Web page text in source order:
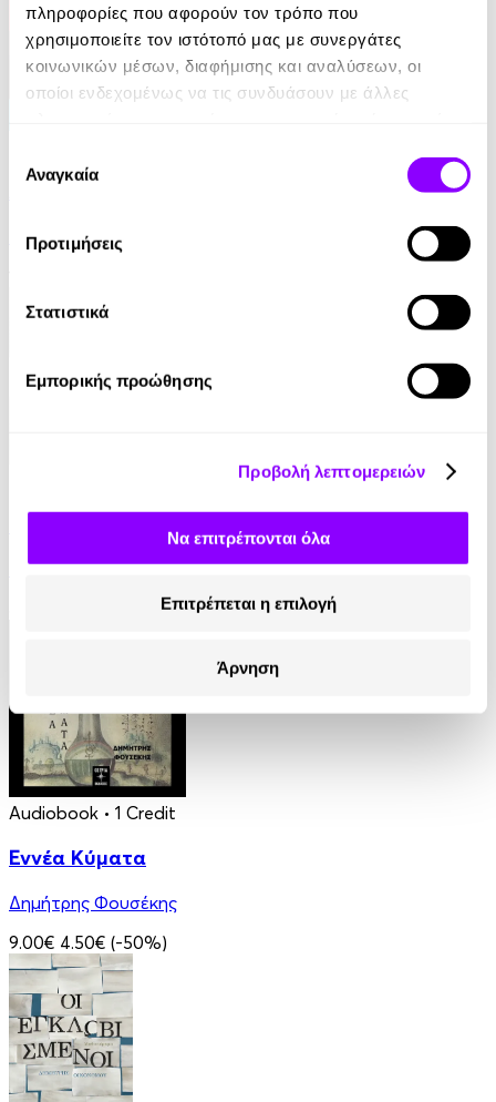
πληροφορίες που αφορούν τον τρόπο που
χρησιμοποιείτε τον ιστότοπό μας με συνεργάτες
κοινωνικών μέσων, διαφήμισης και αναλύσεων, οι
οποίοι ενδεχομένως να τις συνδυάσουν με άλλες
των υπηρεσιών τους.
συγκατάθεσης
Αναγκαία
Προτιμήσεις
Στατιστικά
Εμπορικής προώθησης
Προβολή λεπτομερειών
Να επιτρέπονται όλα
Επιτρέπεται η επιλογή
Άρνηση
Από ήλιο σε ήλιο: Αποσπερίτης
Μαίρη Κόντζογλου
Βασίλης Τσιαμπούσης
Audiobook • 1 Credit
Εννέα Κύματα
Δημήτρης Φουσέκης
9.00€ 4.50€ (-50%)